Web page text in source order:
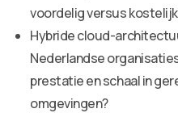
voordelig versus
Hybride cloud-
Nederlandse
prestatie en schaal in
omgevingen?